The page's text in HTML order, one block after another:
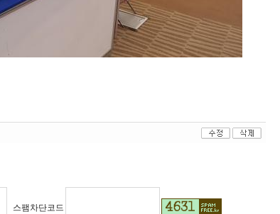
스팸차단코드